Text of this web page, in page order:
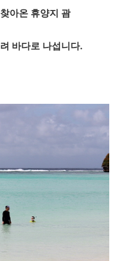
아온 휴양지 괌
바다로 나섭니다.